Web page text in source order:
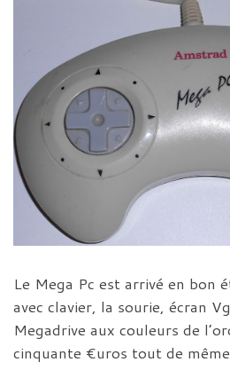
Le Mega Pc est arrivé en bon
avec clavier, la sourie, écran
Megadrive aux couleurs de
cinquante €uros tout de